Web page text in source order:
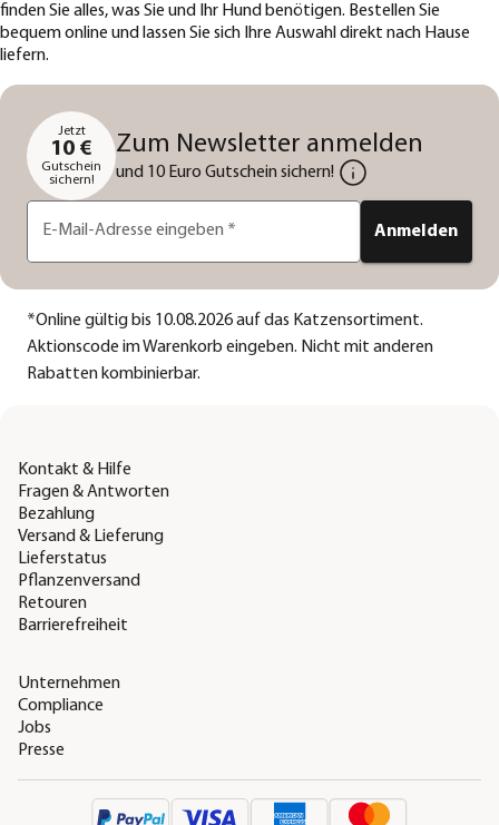
finden Sie alles, was Sie und Ihr Hund benötigen. Bestellen Sie
bequem online und lassen Sie sich Ihre Auswahl direkt nach Hause
liefern.
Jetzt
10 €
Gutschein
sichern!
Zum Newsletter anmelden
und 10 Euro Gutschein sichern!
E-Mail-Adresse eingeben * Anmelden
*Online gültig bis 10.08.2026 auf das Katzensortiment.
Aktionscode im Warenkorb eingeben. Nicht mit anderen
Rabatten kombinierbar.
Kontakt & Hilfe
Fragen & Antworten
Bezahlung
Versand & Lieferung
Lieferstatus
Pflanzenversand
Retouren
Barrierefreiheit
Unternehmen
Compliance
Jobs
Presse